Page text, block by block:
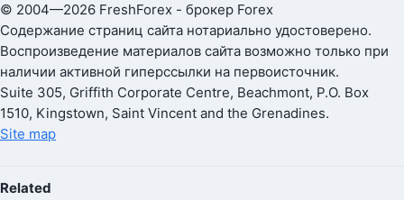
© 2004—2026 FreshForex - брокер Forex
Содержание страниц сайта нотариально удостоверено.
Воспроизведение материалов сайта возможно только при
наличии активной гиперссылки на первоисточник.
Suite 305, Griffith Corporate Centre, Beachmont, P.O. Box
1510, Kingstown, Saint Vincent and the Grenadines.
Site map
Related